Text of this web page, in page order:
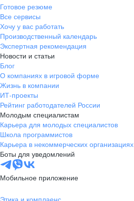
Готовое резюме
Все сервисы
Хочу у вас работать
Производственный календарь
Экспертная рекомендация
Новости и статьи
Блог
О компаниях в игровой форме
Жизнь в компании
ИТ-проекты
Рейтинг работодателей России
Молодым специалистам
Карьера для молодых специалистов
Школа программистов
Карьера в некоммерческих организациях
Боты для уведомлений
Мобильное приложение